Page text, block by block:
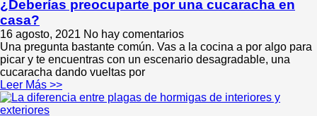
¿Deberías preocuparte por una cucaracha en
casa?
16 agosto, 2021 No hay comentarios
Una pregunta bastante común. Vas a la cocina a por algo para
picar y te encuentras con un escenario desagradable, una
cucaracha dando vueltas por
Leer Más >>